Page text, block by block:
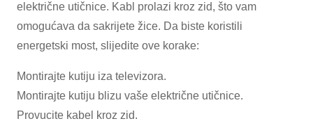
električne utičnice. Kabl prolazi kroz zid, što vam
omogućava da sakrijete žice. Da biste koristili
energetski most, slijedite ove korake:
Montirajte kutiju iza televizora.
Montirajte kutiju blizu vaše električne utičnice.
Provucite kabel kroz zid.